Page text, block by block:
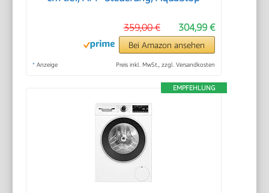
304,99 €
359,00 €
Bei Amazon ansehen
* Anzeige Preis inkl. MwSt., zzgl. Versandkosten
EMPFEHLUNG